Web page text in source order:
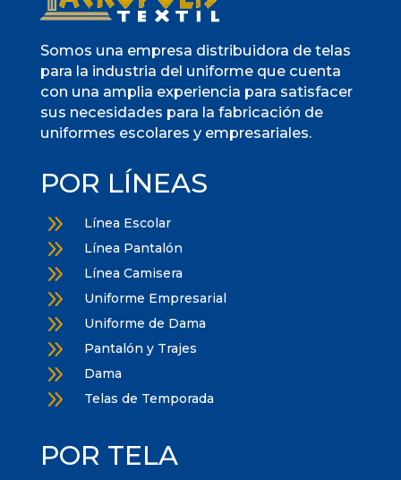
Somos una empresa distribuidora de telas
para la industria del uniforme que cuenta
con una amplia experiencia para satisfacer
sus necesidades para la fabricación de
uniformes escolares y empresariales.
POR LÍNEAS
9 Línea Escolar
9 Línea Pantalón
9 Línea Camisera
9 Uniforme Empresarial
9 Uniforme de Dama
9 Pantalón y Trajes
9 Dama
9 Telas de Temporada
POR TELA